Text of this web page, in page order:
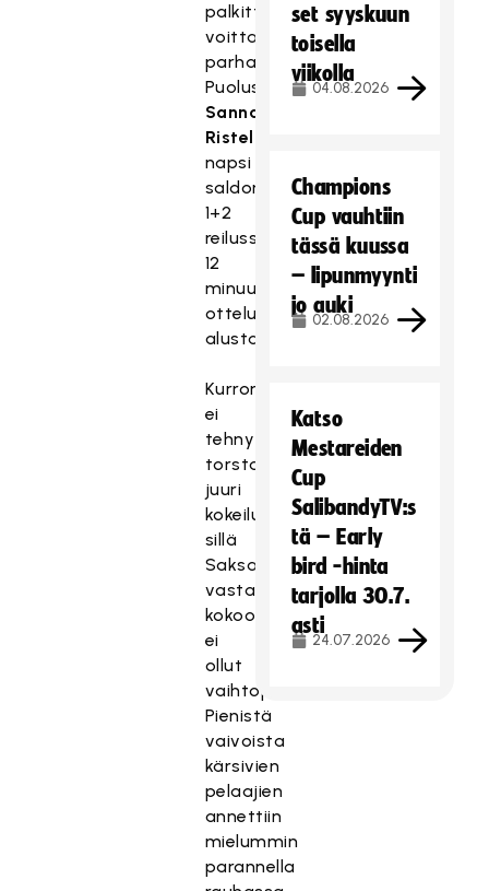
palkittiin
voittajien
parhaana.
Puolustaja
Sanna
Risteli
napsi
saldon
1+2
reilussa
12
minuutissa
ottelun
alusta.
Kurronen
ei
tehnyt
torstaina
juuri
kokeiluja,
sillä
Saksaa
vastaan
kokoonpanossa
ei
ollut
vaihtopelaajia.
Pienistä
vaivoista
kärsivien
pelaajien
annettiin
mielummin
parannella
set syyskuun
toisella
viikolla
04.08.2026
Champions
Cup vauhtiin
tässä kuussa
– lipunmyynti
jo auki
02.08.2026
Katso
Mestareiden
Cup
SalibandyTV:s
tä – Early
bird -hinta
tarjolla 30.7.
asti
24.07.2026